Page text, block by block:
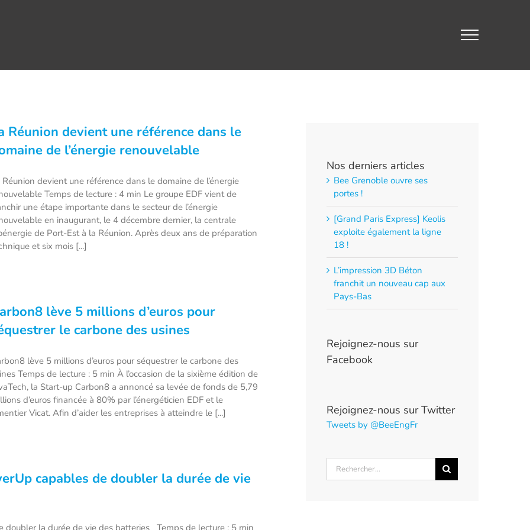
Réunion devient une référence dans le
de l’énergie renouvelable
Réunion devient une référence dans le domaine de l’énergie
Temps de lecture : 4 min Le groupe EDF vient de
une étape importante dans le secteur de l’énergie
en inaugurant, le 4 décembre dernier, la centrale
de Port-Est à la Réunion. Après deux ans de préparation
et six mois [...]
lève 5 millions d’euros pour
le carbone des usines
lève 5 millions d’euros pour séquestrer le carbone des
Temps de lecture : 5 min À l’occasion de la sixième édition de
la Start-up Carbon8 a annoncé sa levée de fonds de 5,79
d’euros financée à 80% par l’énergéticien EDF et le
Vicat. Afin d’aider les entreprises à atteindre le [...]
capables de doubler la durée de vie
la durée de vie des batteries Temps de lecture : 5 min
Nos derniers articles
Bee Grenoble ouvre ses
portes !
[Grand Paris Express] Keolis
exploite également la ligne
18 !
L’impression 3D Béton
franchit un nouveau cap aux
Pays-Bas
Rejoignez-nous sur
Facebook
Rejoignez-nous sur Twitter
Tweets by @BeeEngFr
Rechercher: